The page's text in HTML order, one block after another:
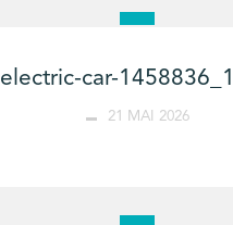
electric-car-
21 MAI 2026